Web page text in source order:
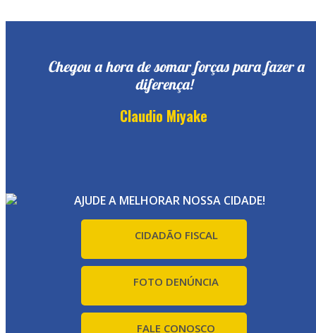
Chegou a hora de somar forças para fazer a
diferença!
Claudio Miyake
AJUDE A MELHORAR NOSSA CIDADE!
CIDADÃO FISCAL
FOTO DENÚNCIA
FALE CONOSCO